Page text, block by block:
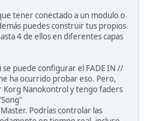
tener conectado a un modulo o
puedes construir tus propios
4 de ellos en diferentes capas
puede configurar el FADE IN //
ha ocurrido probar eso. Pero,
Korg Nanokontrol y tengo faders
Podrías controlar las